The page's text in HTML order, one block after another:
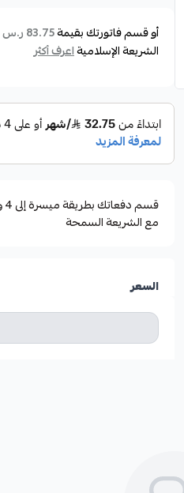
أو قسم فاتورتك بقيمة83.75 ر.س
الشريعة الإسلاميةاعرف أكثر
مع الشريعة السمحة
السعر